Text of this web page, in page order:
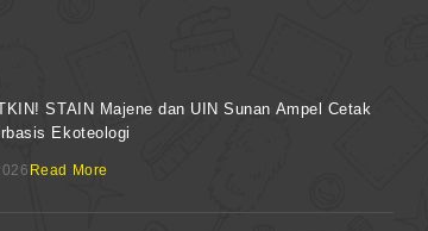
STAIN Majene dan UIN Sunan Ampel Cetak
Ekoteologi
Read More